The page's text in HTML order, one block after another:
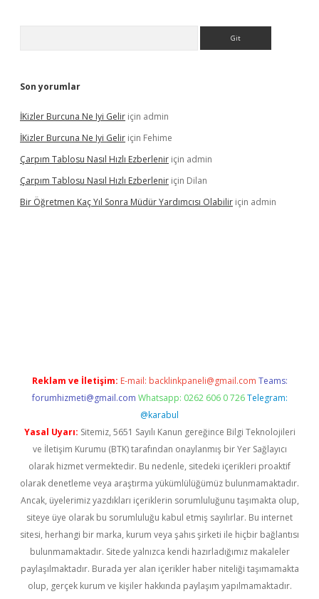
Son yorumlar
İKizler Burcuna Ne Iyi Gelir için admin
İKizler Burcuna Ne Iyi Gelir için Fehime
Çarpım Tablosu Nasıl Hızlı Ezberlenir için admin
Çarpım Tablosu Nasıl Hızlı Ezberlenir için Dilan
Bir Öğretmen Kaç Yıl Sonra Müdür Yardımcısı Olabilir için admin
Reklam ve İletişim: E-mail: backlinkpaneli@gmail.com Teams:
forumhizmeti@gmail.com Whatsapp: 0262 606 0 726 Telegram:
@karabul
Yasal Uyarı: Sitemiz, 5651 Sayılı Kanun gereğince Bilgi Teknolojileri
ve İletişim Kurumu (BTK) tarafından onaylanmış bir Yer Sağlayıcı
olarak hizmet vermektedir. Bu nedenle, sitedeki içerikleri proaktif
olarak denetleme veya araştırma yükümlülüğümüz bulunmamaktadır.
Ancak, üyelerimiz yazdıkları içeriklerin sorumluluğunu taşımakta olup,
siteye üye olarak bu sorumluluğu kabul etmiş sayılırlar. Bu internet
sitesi, herhangi bir marka, kurum veya şahıs şirketi ile hiçbir bağlantısı
bulunmamaktadır. Sitede yalnızca kendi hazırladığımız makaleler
paylaşılmaktadır. Burada yer alan içerikler haber niteliği taşımamakta
olup, gerçek kurum ve kişiler hakkında paylaşım yapılmamaktadır.